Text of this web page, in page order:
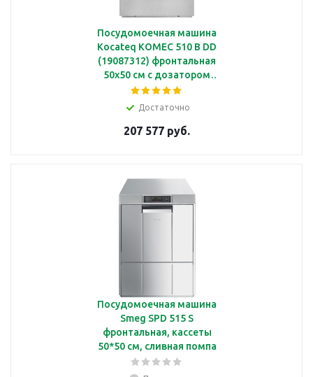
Посудомоечная машина
Kocateq KOMEC 510 B DD
(19087312) фронтальная
50х50 см с дозатором
ополаскивающих и
моющих средств, с
Достаточно
207 577 руб.
Посудомоечная машина
Smeg SPD 515 S
фронтальная, кассеты
50*50 см, сливная помпа
с фильтром, дозаторы
моечного и